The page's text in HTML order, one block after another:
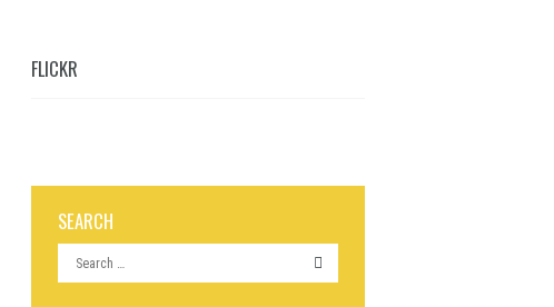
FLICKR
SEARCH